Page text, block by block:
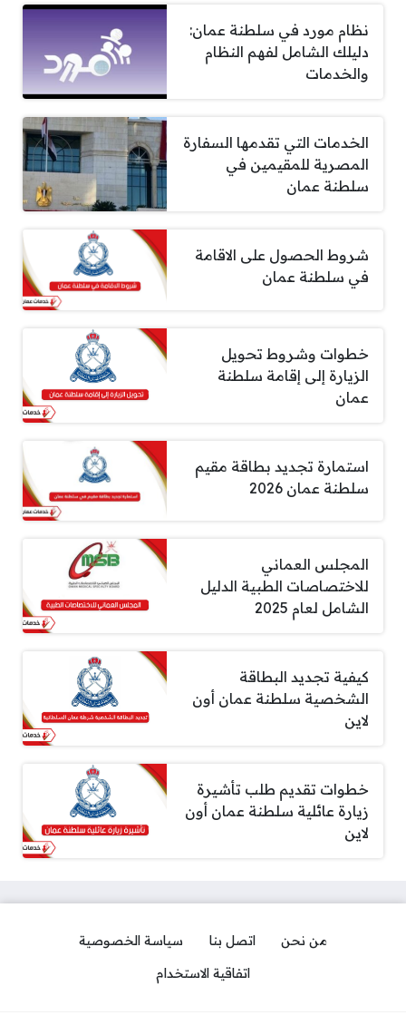
نظام مورد في سلطنة عمان:
دليلك الشامل لفهم النظام
والخدمات
الخدمات التي تقدمها السفارة
المصرية للمقيمين في
سلطنة عمان
شروط الحصول على الاقامة
في سلطنة عمان
خطوات وشروط تحويل
الزيارة إلى إقامة سلطنة
عمان
استمارة تجديد بطاقة مقيم
سلطنة عمان 2026
المجلس العماني
للاختصاصات الطبية الدليل
الشامل لعام 2025
كيفية تجديد البطاقة
الشخصية سلطنة عمان أون
لاين
خطوات تقديم طلب تأشيرة
زيارة عائلية سلطنة عمان أون
لاين
من نحن اتصل بنا
سياسة الخصوصية
اتفاقية الاستخدام